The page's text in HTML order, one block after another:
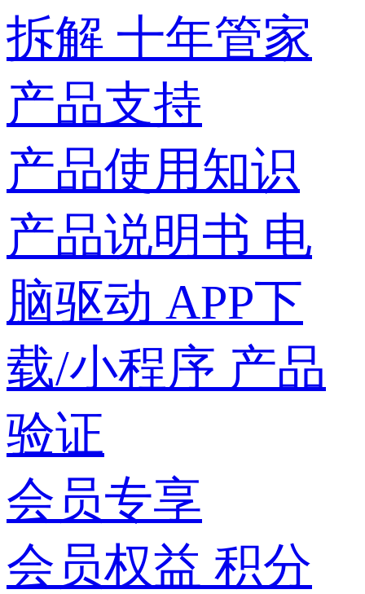
拆解 十年管家
产品支持
产品使用知识
产品说明书 电
脑驱动 APP下
载/小程序 产品
验证
会员专享
会员权益 积分